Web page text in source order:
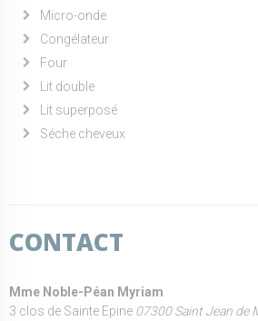
Micro-onde
Congélateur
Four
Lit double
Lit superposé
Séche cheveux
CONTACT
Mme Noble-Péan Myriam
3 clos de Sainte Epine 07300 Saint Jean de